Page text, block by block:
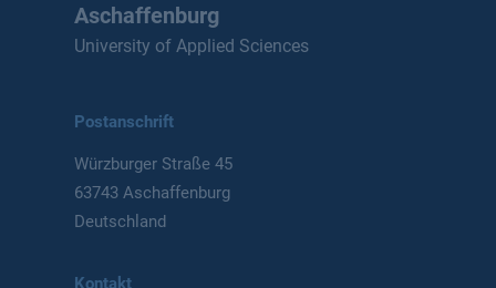
Aschaffenburg
University of Applied Sciences
Postanschrift
Würzburger Straße 45
63743 Aschaffenburg
Deutschland
Kontakt